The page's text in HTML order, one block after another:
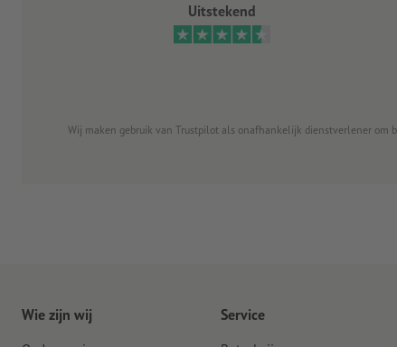
Uitstekend
Wij maken gebruik van Trustpilot als onafhankelijk dienstverlener om
Wie zijn wij Service